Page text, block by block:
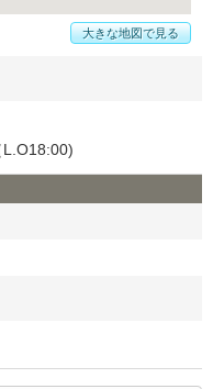
大きな地図で見る
L.O18:00)